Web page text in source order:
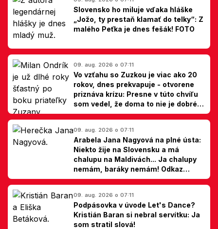
Slovensko ho miluje vďaka hláške
„Jožo, ty prestaň klamať do telky“: Z
malého Peťka je dnes fešák! FOTO
09. aug. 2026 o 07:11
Vo vzťahu so Zuzkou je viac ako 20
rokov, dnes prekvapuje - otvorene
priznáva krízu: Presne v túto chvíľu
som vedel, že doma to nie je dobré,
hovorí Milan Ondrík
09. aug. 2026 o 07:11
Arabela Jana Nagyová na plné ústa:
Niekto žije na Slovensku a má
chalupu na Maldivách... Ja chalupy
nemám, baráky nemám! Odkaz
Slovákom
09. aug. 2026 o 07:11
Podpásovka v úvode Let's Dance?
Kristián Baran si nebral servítku: Ja
som stratil slová!